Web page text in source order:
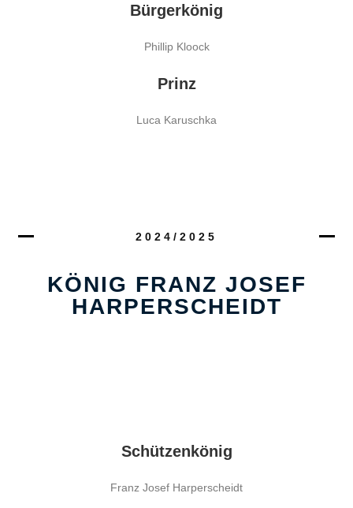
Bürgerkönig
Phillip Kloock
Prinz
Luca Karuschka
2024/2025
KÖNIG FRANZ JOSEF
HARPERSCHEIDT
Schützenkönig
Franz Josef Harperscheidt